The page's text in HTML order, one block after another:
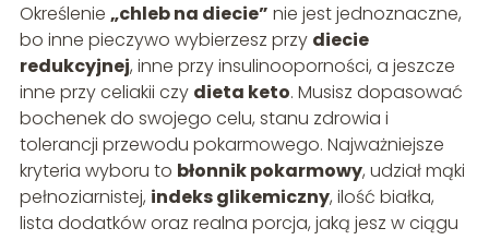
Określenie „chleb na diecie” nie jest jednoznaczne,
bo inne pieczywo wybierzesz przy diecie
redukcyjnej, inne przy insulinooporności, a jeszcze
inne przy celiakii czy dieta keto. Musisz dopasować
bochenek do swojego celu, stanu zdrowia i
tolerancji przewodu pokarmowego. Najważniejsze
kryteria wyboru to błonnik pokarmowy, udział mąki
pełnoziarnistej, indeks glikemiczny, ilość białka,
lista dodatków oraz realna porcja, jaką jesz w ciągu